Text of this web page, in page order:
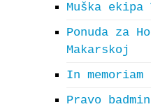
Muška
Ponuda za
Makarskoj
In
Pravo